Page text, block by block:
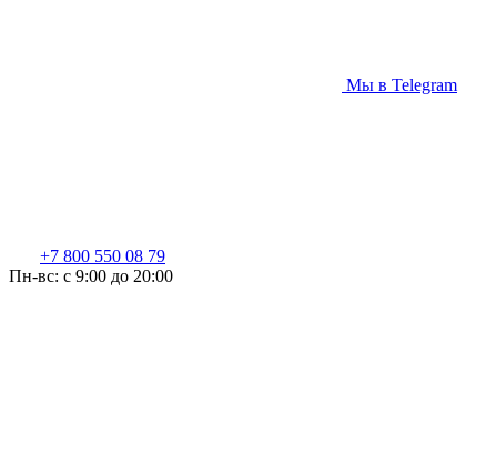
Мы в Telegram
+7 800 550 08 79
Пн-вс: c 9:00 до 20:00